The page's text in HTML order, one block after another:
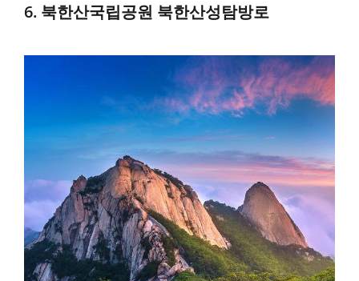
6. 북한산국립공원 북한산성탐방로